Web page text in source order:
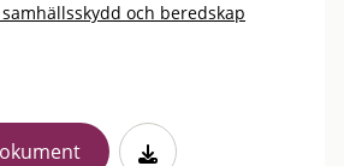
och beredskap